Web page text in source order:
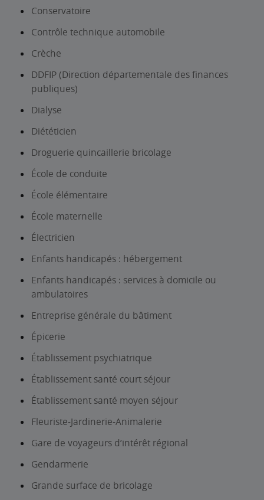
Conservatoire
Contrôle technique automobile
Crèche
DDFIP (Direction départementale des finances
publiques)
Dialyse
Diététicien
Droguerie quincaillerie bricolage
École de conduite
École élémentaire
École maternelle
Électricien
Enfants handicapés : hébergement
Enfants handicapés : services à domicile ou
ambulatoires
Entreprise générale du bâtiment
Épicerie
Établissement psychiatrique
Établissement santé court séjour
Établissement santé moyen séjour
Fleuriste-Jardinerie-Animalerie
Gare de voyageurs d’intérêt régional
Gendarmerie
Grande surface de bricolage